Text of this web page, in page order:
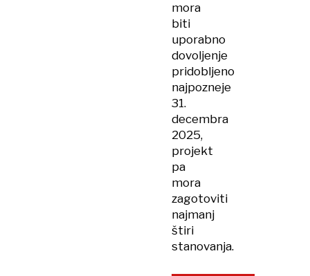
mora
biti
uporabno
dovoljenje
pridobljeno
najpozneje
31.
decembra
2025,
projekt
pa
mora
zagotoviti
najmanj
štiri
stanovanja.